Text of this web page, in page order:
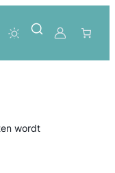
wordt